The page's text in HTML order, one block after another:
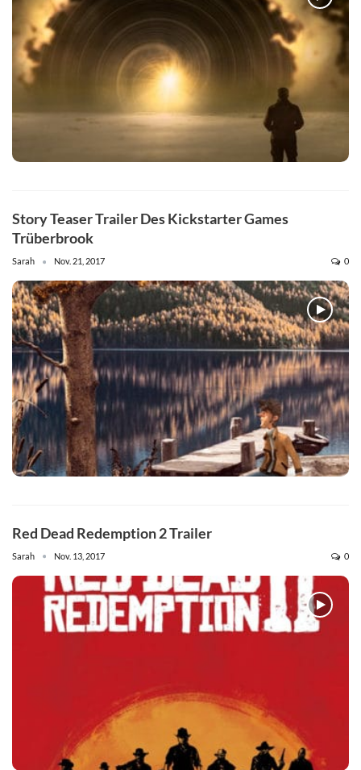
Story Teaser Trailer Des Kickstarter Games
Trüberbrook
Sarah Nov. 21, 2017 0
Red Dead Redemption 2 Trailer
Sarah Nov. 13, 2017 0